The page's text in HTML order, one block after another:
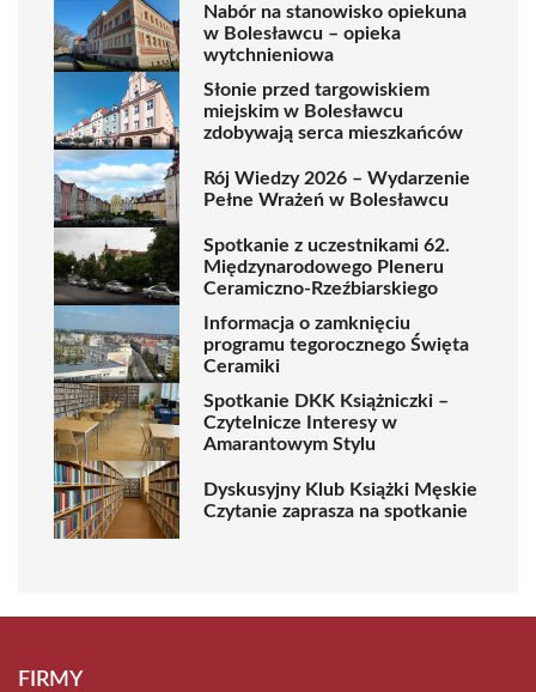
Nabór na stanowisko opiekuna
w Bolesławcu – opieka
wytchnieniowa
Słonie przed targowiskiem
miejskim w Bolesławcu
zdobywają serca mieszkańców
Rój Wiedzy 2026 – Wydarzenie
Pełne Wrażeń w Bolesławcu
Spotkanie z uczestnikami 62.
Międzynarodowego Pleneru
Ceramiczno-Rzeźbiarskiego
Informacja o zamknięciu
programu tegorocznego Święta
Ceramiki
Spotkanie DKK Książniczki –
Czytelnicze Interesy w
Amarantowym Stylu
Dyskusyjny Klub Książki Męskie
Czytanie zaprasza na spotkanie
FIRMY